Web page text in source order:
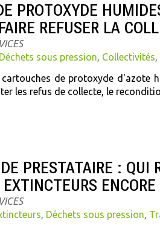
PROTOXYDE
REFUSER LA
Déchets sous pression, Collectivités,
cartouches de protoxyde d'azote
les refus de collecte, le
PRESTATAIRE : QUI
Déchets sous pression